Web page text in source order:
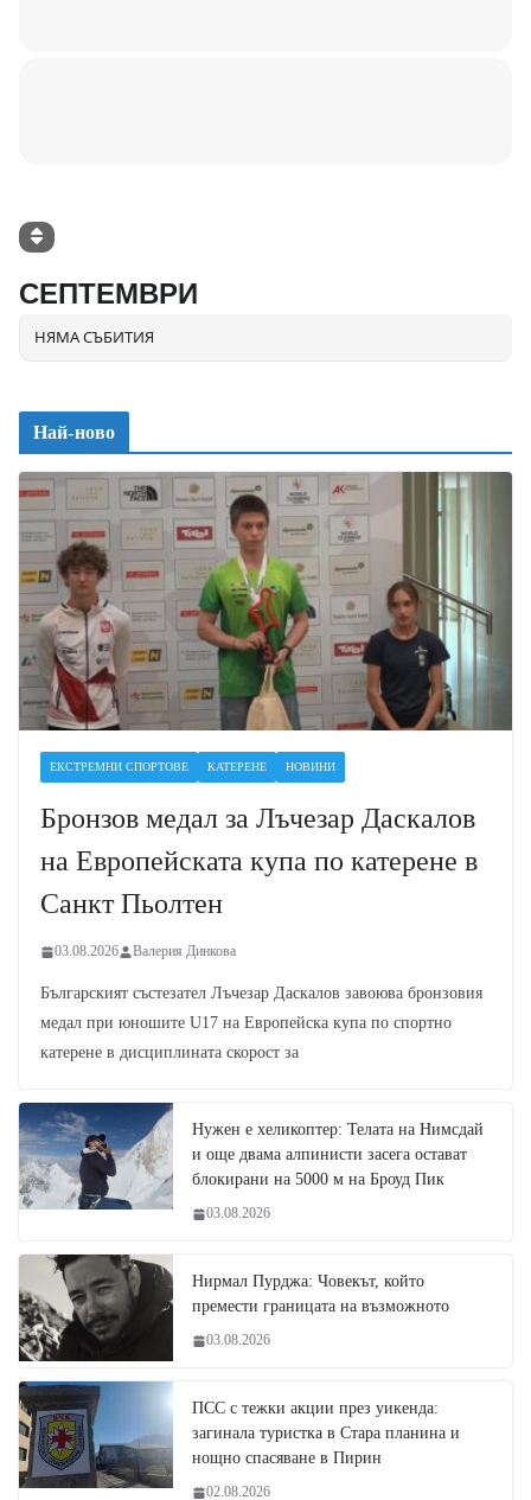
СЕПТЕМВРИ
НЯМА СЪБИТИЯ
Най-ново
ЕКСТРЕМНИ СПОРТОВЕ КАТЕРЕНЕ НОВИНИ
Бронзов медал за Лъчезар Даскалов
на Европейската купа по катерене в
Санкт Пьолтен
03.08.2026 Валерия Динкова
Българският състезател Лъчезар Даскалов завоюва бронзовия
медал при юношите U17 на Европейска купа по спортно
катерене в дисциплината скорост за
Нужен е хеликоптер: Телата на Нимсдай
и още двама алпинисти засега остават
блокирани на 5000 м на Броуд Пик
03.08.2026
Нирмал Пурджа: Човекът, който
премести границата на възможното
03.08.2026
ПСС с тежки акции през уикенда:
загинала туристка в Стара планина и
нощно спасяване в Пирин
02.08.2026